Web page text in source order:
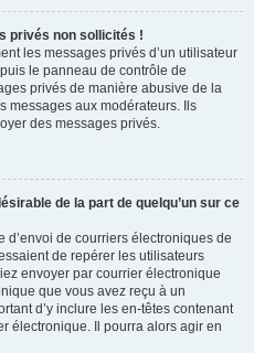
privés non sollicités !
les messages privés d’un utilisateur
le panneau de contrôle de
privés de manière abusive de la
messages aux modérateurs. Ils
des messages privés.
de la part de quelqu’un sur ce
d’envoi de courriers électroniques de
de repérer les utilisateurs
envoyer par courrier électronique
que vous avez reçu à un
d’y inclure les en-têtes contenant
électronique. Il pourra alors agir en